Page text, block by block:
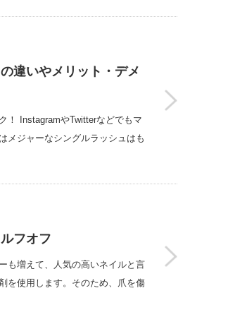
違いやメリット・デメ
！ InstagramやTwitterなどでもマ
メジャーなシングルラッシュはも
フオフ
も増えて、人気の高いネイルと言
を使用します。そのため、爪を傷